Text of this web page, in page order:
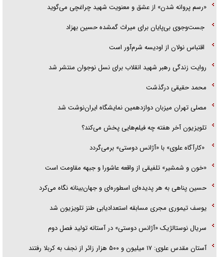
«رسم پروانه شدن» از عشق و معنویت شهید چراغچی می‌گوید
جست‌وجوی بی‌پایان برای میراث گمشده حسین بهزاد
اقتباس نولان از اودیسه شرم‌آور است
روایت زندگی رهبر شهید انقلاب برای نسل نوجوان منتشر شد
محمد حقیقی درگذشت
مصلی تهران میزبان دوازدهمین نمایشگاه ایران‌نوشت شد
تلویزیون آخر هفته چه فیلم‌هایی پخش می‌کند؟
«کارآگاه علوی» با «آژانس دوستی» برمی‌گردد
«خون و شمشیر» تلفیقی از واقعه عاشورا و جبهه مقاومت است
حسین پناهی به هر پدیده‌ای اسطوره‌ای و جهان‌بینانه نگاه می‌کرد
یوسف تیموری مجری مسابقه استعدادیابی طنز تلویزیون شد
سریال نوستالژیک «آژانس دوستی» در آستانه تولید فصل دوم
آستان مقدس علوی: ۱۷ میلیون و ۵۰۰ هزار زائر از نجف به کربلا رفتند